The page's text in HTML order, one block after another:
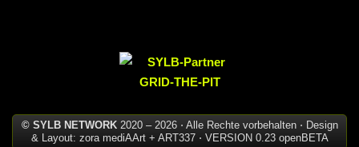
© SYLB NETWORK 2020 – 2026 ⋅ Alle Rechte vorbehalten ⋅ Design
& Layout: zora mediAArt + ART337 ⋅ VERSION 0.23 openBETA